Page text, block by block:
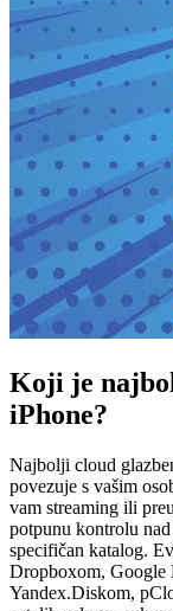
Koji je
iPhone?
Najbolji cloud
povezuje s vašim
vam streaming ili
potpunu kontrolu
specifičan katalog.
Dropboxom,
Yandex.Diskom,